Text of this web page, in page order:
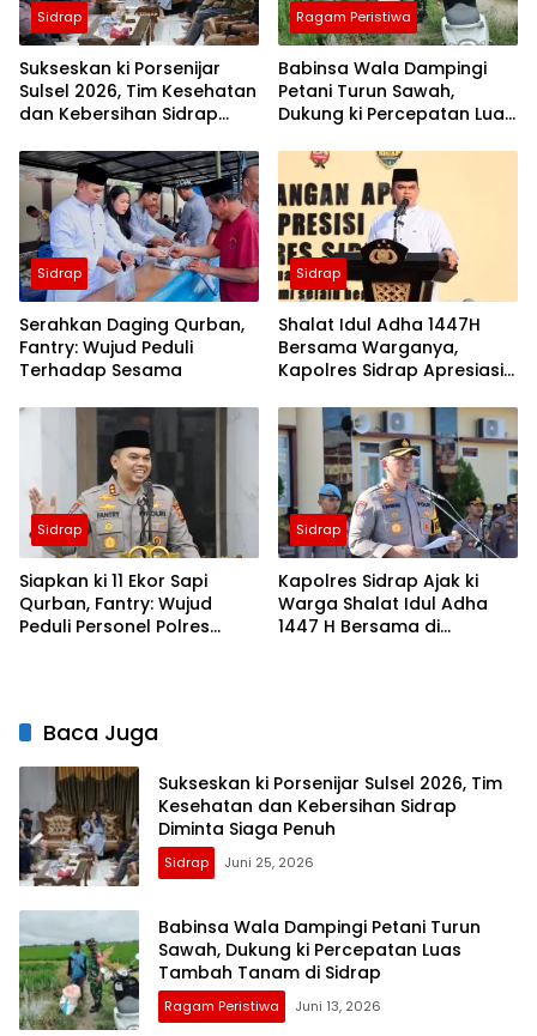
Sidrap
Sukseskan ki Porsenijar
Sulsel 2026, Tim Kesehatan
dan Kebersihan Sidrap
Ragam Peristiwa
Babinsa Wala Dampingi
Petani Turun Sawah,
Dukung ki Percepatan Luas
Sidrap
Serahkan Daging Qurban,
Fantry: Wujud Peduli
Terhadap Sesama
Sidrap
Shalat Idul Adha 1447H
Bersama Warganya,
Kapolres Sidrap Apresiasi
Daerah
Sidrap
Siapkan ki 11 Ekor Sapi
Qurban, Fantry: Wujud
Peduli Personel Polres
Sidrap
Kapolres Sidrap Ajak ki
Warga Shalat Idul Adha
1447 H Bersama di
Baca Juga
Sukseskan ki Porsenijar Sulsel 2026, Tim
Kesehatan dan Kebersihan Sidrap
Diminta Siaga Penuh
Sidrap Juni 25, 2026
Babinsa Wala Dampingi Petani Turun
Sawah, Dukung ki Percepatan Luas
Tambah Tanam di Sidrap
Ragam Peristiwa Juni 13, 2026